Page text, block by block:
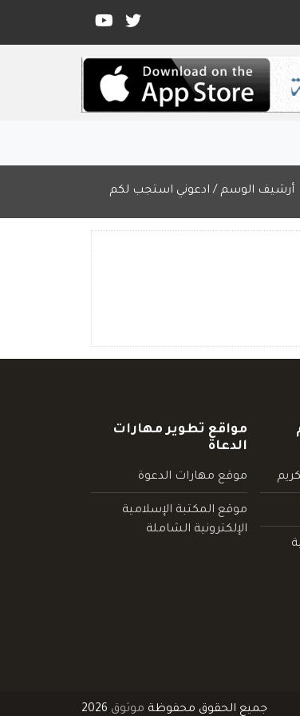
أرشيف الوسم / ادعوني استجب لكم
مواقع تطوير مهارات
الدعاة
موقع مهارات الدعوة
موقع المكتبة الإسلامية
الإلكترونية الشاملة
جميع الحقوق محفوظة موثوق